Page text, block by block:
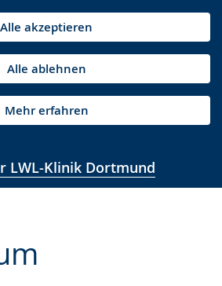
Alle akzeptieren
Alle ablehnen
Mehr erfahren
LWL-Klinik Dortmund